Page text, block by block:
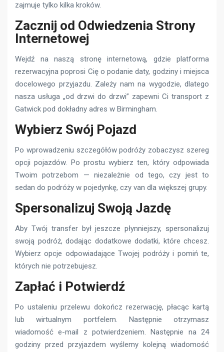
zajmuje tylko kilka kroków.
Zacznij od Odwiedzenia Strony
Internetowej
Wejdź na naszą stronę internetową, gdzie platforma
rezerwacyjna poprosi Cię o podanie daty, godziny i miejsca
docelowego przyjazdu. Zależy nam na wygodzie, dlatego
nasza usługa „od drzwi do drzwi” zapewni Ci transport z
Gatwick pod dokładny adres w Birmingham.
Wybierz Swój Pojazd
Po wprowadzeniu szczegółów podróży zobaczysz szereg
opcji pojazdów. Po prostu wybierz ten, który odpowiada
Twoim potrzebom — niezależnie od tego, czy jest to
sedan do podróży w pojedynkę, czy van dla większej grupy.
Spersonalizuj Swoją Jazdę
Aby Twój transfer był jeszcze płynniejszy, spersonalizuj
swoją podróż, dodając dodatkowe dodatki, które chcesz.
Wybierz opcje odpowiadające Twojej podróży i pomiń te,
których nie potrzebujesz.
Zapłać i Potwierdź
Po ustaleniu przelewu dokończ rezerwację, płacąc kartą
lub wirtualnym portfelem. Następnie otrzymasz
wiadomość e-mail z potwierdzeniem. Następnie na 24
godziny przed przyjazdem wyślemy kolejną wiadomość